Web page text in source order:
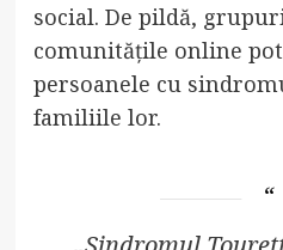
social. De pildă,
comunitățile online
persoanele cu
familiile lor.